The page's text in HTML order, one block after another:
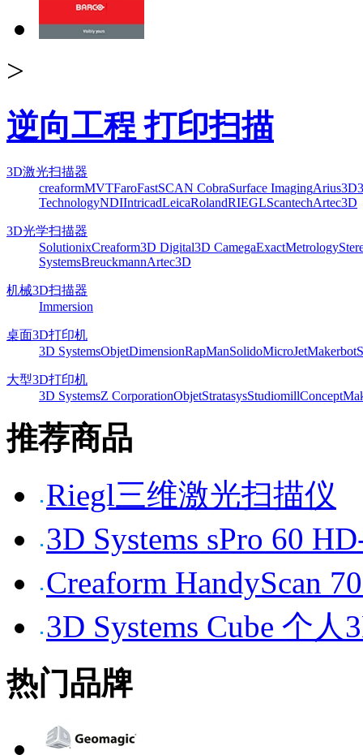
>
逆向工程 打印扫描
3D激光扫描器
creaformMVTFaroFastSCAN CobraSurface ImagingArius3D
TechnologyNDIIntricadLeicaRolandRIEGLScantechArtec3D
3D光学扫描器
SolutionixCreaform3D Digital3D CamegaExactMetrology
SystemsBreuckmannArtec3D
机械3D扫描器
Immersion
桌面3D打印机
3D SystemsObjetDimensionRapManSolidoMicroJetMakerbot
大型3D打印机
3D SystemsZ CorporationObjetStratasysStudiomillConcept
推荐商品
Riegl三维激光扫描仪
3D Systems sPro 60
Creaform HandyScan
3D Systems Cube 个人
热门品牌